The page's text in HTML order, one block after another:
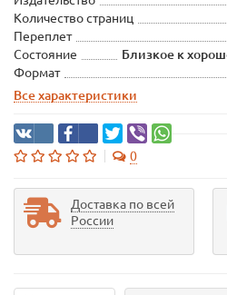
Количество страниц
Переплет
Состояние
Близкое к
Формат
Все характеристики
0
Доставка по всей
России